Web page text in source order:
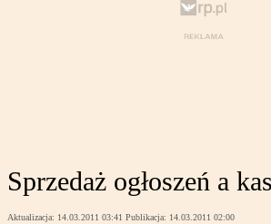
Sprzedaż ogłoszeń a
Aktualizacja: 14.03.2011 03:41 Publikacja: 14.03.2011 02:00